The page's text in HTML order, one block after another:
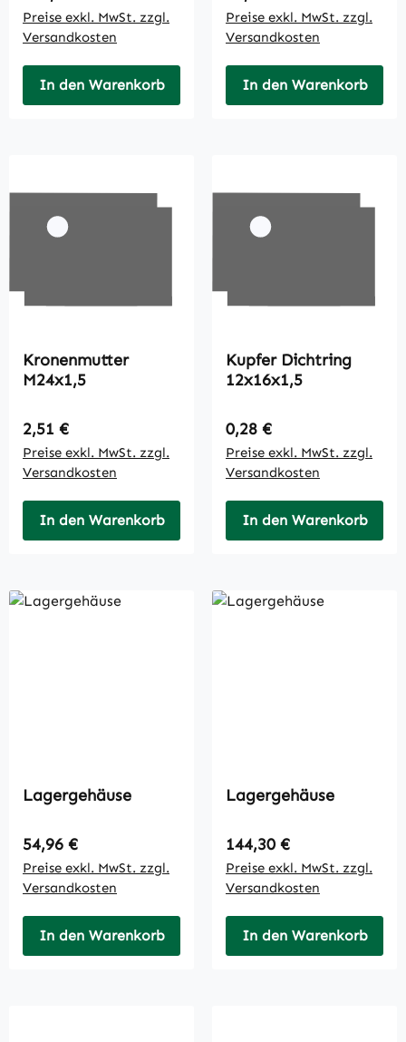
Preise exkl. MwSt. zzgl.
Versandkosten
In den Warenkorb
Preise exkl. MwSt. zzgl.
Versandkosten
In den Warenkorb
Kronenmutter
M24x1,5
Regulärer Preis:
2,51 €
Preise exkl. MwSt. zzgl.
Versandkosten
In den Warenkorb
Kupfer Dichtring
12x16x1,5
Regulärer Preis:
0,28 €
Preise exkl. MwSt. zzgl.
Versandkosten
In den Warenkorb
Lagergehäuse
Regulärer Preis:
54,96 €
Preise exkl. MwSt. zzgl.
Versandkosten
In den Warenkorb
Lagergehäuse
Regulärer Preis:
144,30 €
Preise exkl. MwSt. zzgl.
Versandkosten
In den Warenkorb